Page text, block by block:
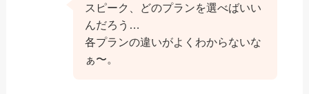
スピーク、どのプランを選べばいい
んだろう…
各プランの違いがよくわからないな
ぁ〜。